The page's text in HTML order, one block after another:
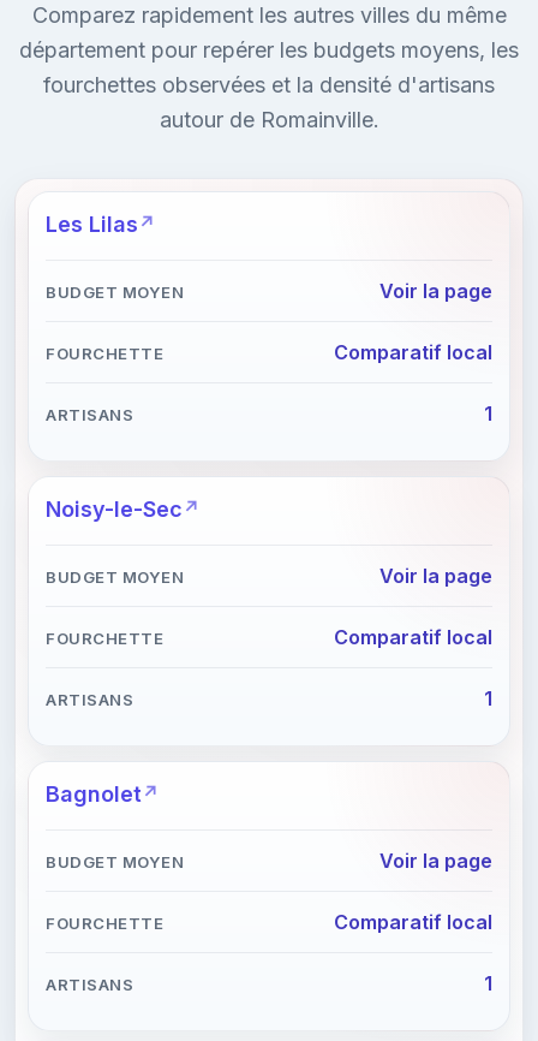
Comparez rapidement les autres villes du même
département pour repérer les budgets moyens, les
fourchettes observées et la densité d'artisans
autour de Romainville.
Les Lilas
Voir la page
Comparatif local
1
Noisy-le-Sec
Voir la page
Comparatif local
1
Bagnolet
Voir la page
Comparatif local
1